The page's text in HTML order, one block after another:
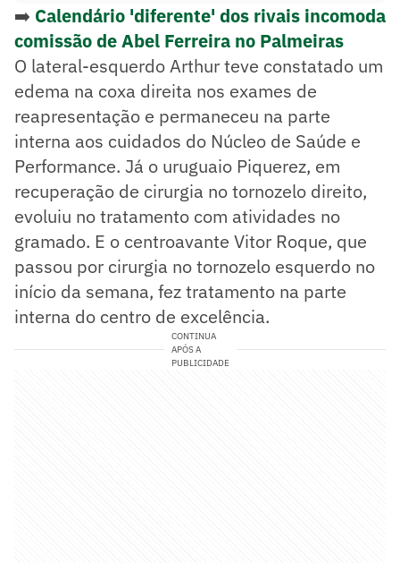
➡️ Calendário 'diferente' dos rivais incomoda
comissão de Abel Ferreira no Palmeiras
O lateral-esquerdo Arthur teve constatado um
edema na coxa direita nos exames de
reapresentação e permaneceu na parte
interna aos cuidados do Núcleo de Saúde e
Performance. Já o uruguaio Piquerez, em
recuperação de cirurgia no tornozelo direito,
evoluiu no tratamento com atividades no
gramado. E o centroavante Vitor Roque, que
passou por cirurgia no tornozelo esquerdo no
início da semana, fez tratamento na parte
interna do centro de excelência.
CONTINUA
APÓS A
PUBLICIDADE